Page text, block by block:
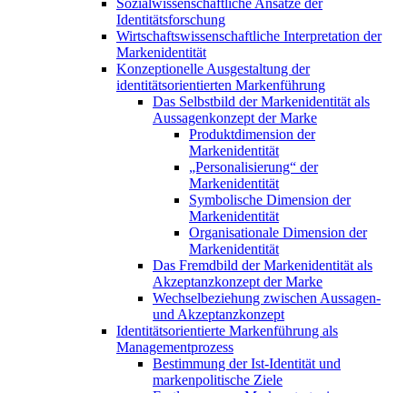
Sozialwissenschaftliche Ansätze der
Identitätsforschung
Wirtschaftswissenschaftliche Interpretation der
Markenidentität
Konzeptionelle Ausgestaltung der
identitätsorientierten Markenführung
Das Selbstbild der Markenidentität als
Aussagenkonzept der Marke
Produktdimension der
Markenidentität
„Personalisierung“ der
Markenidentität
Symbolische Dimension der
Markenidentität
Organisationale Dimension der
Markenidentität
Das Fremdbild der Markenidentität als
Akzeptanzkonzept der Marke
Wechselbeziehung zwischen Aussagen-
und Akzeptanzkonzept
Identitätsorientierte Markenführung als
Managementprozess
Bestimmung der Ist-Identität und
markenpolitische Ziele